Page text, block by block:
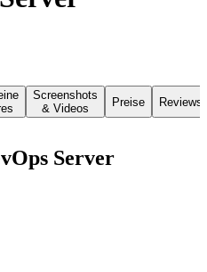
Screenshots
& Videos
Preise Reviews
Server